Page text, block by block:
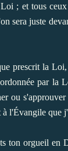
; et tous
sera juste
prescrit la
par la
ou
l'Évangile que
ton orgueil en